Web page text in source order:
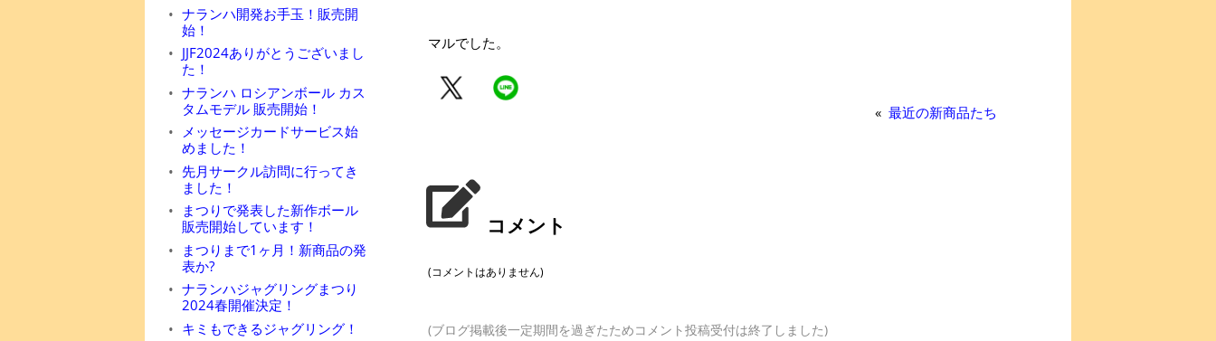
ナランハ開発お手玉！販売開
始！
JJF2024ありがとうございまし
た！
ナランハ ロシアンボール カス
タムモデル 販売開始！
メッセージカードサービス始
めました！
先月サークル訪問に行ってき
ました！
まつりで発表した新作ボール
販売開始しています！
まつりまで1ヶ月！新商品の発
表か?
ナランハジャグリングまつり
2024春開催決定！
キミもできるジャグリング！
マルでした。
« 最近の新商品たち
コメント
(コメントはありません)
(ブログ掲載後一定期間を過ぎたためコメント投稿受付は終了しました)